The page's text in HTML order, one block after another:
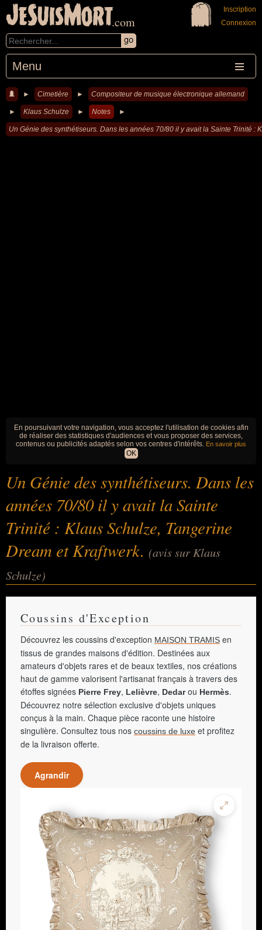
JeSuisMort.com
Menu
Inscription
Connexion
► Cimetière ► Compositeur de musique électronique allemand
► Klaus Schulze ► Notes ►
Un Génie des synthétiseurs. Dans les années 70/80 il y avait la Sainte Trinité :
En poursuivant votre navigation, vous acceptez l'utilisation de cookies afin
de réaliser des statistiques d'audiences et vous proposer des services,
contenus ou publicités adaptés selon vos centres d'intérêts. En savoir plus
OK
Un Génie des synthétiseurs. Dans les
années 70/80 il y avait la Sainte
Trinité : Klaus Schulze, Tangerine
Dream et Kraftwerk. (avis sur Klaus
Schulze)
Coussins d'Exception
Découvrez les coussins d'exception MAISON TRAMIS en
tissus de grandes maisons d'édition. Destinées aux
amateurs d'objets rares et de beaux textiles, nos créations
haut de gamme valorisent l'artisanat français à travers des
étoffes signées Pierre Frey, Lelièvre, Dedarou Hermès.
Découvrez notre sélection exclusive d'objets uniques
conçus à la main. Chaque pièce raconte une histoire
singulière. Consultez tous nos coussins de luxe et profitez
de la livraison offerte.
Agrandir